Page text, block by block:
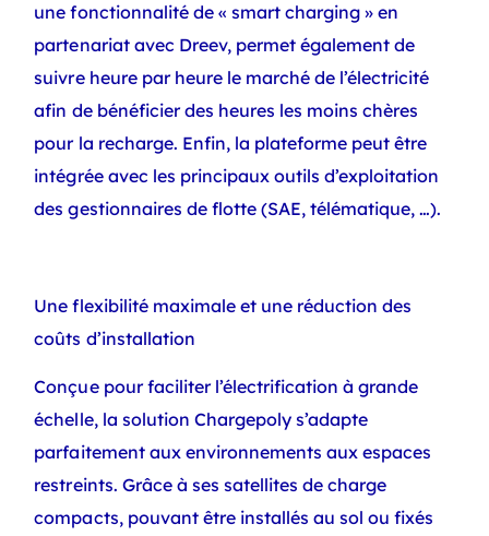
une fonctionnalité de « smart charging » en
partenariat avec Dreev, permet également de
suivre heure par heure le marché de l’électricité
afin de bénéficier des heures les moins chères
pour la recharge. Enfin, la plateforme peut être
intégrée avec les principaux outils d’exploitation
des gestionnaires de flotte (SAE, télématique, …).
Une flexibilité maximale et une réduction des
coûts d’installation
Conçue pour faciliter l’électrification à grande
échelle, la solution Chargepoly s’adapte
parfaitement aux environnements aux espaces
restreints. Grâce à ses satellites de charge
compacts, pouvant être installés au sol ou fixés